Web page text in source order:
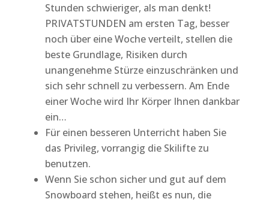
Stunden schwieriger, als man denkt!
PRIVATSTUNDEN am ersten Tag, besser
noch über eine Woche verteilt, stellen die
beste Grundlage, Risiken durch
unangenehme Stürze einzuschränken und
sich sehr schnell zu verbessern. Am Ende
einer Woche wird Ihr Körper Ihnen dankbar
ein…
Für einen besseren Unterricht haben Sie
das Privileg, vorrangig die Skilifte zu
benutzen.
Wenn Sie schon sicher und gut auf dem
Snowboard stehen, heißt es nun, die